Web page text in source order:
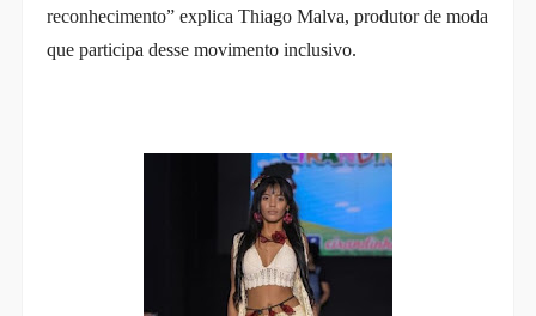
reconhecimento” explica Thiago Malva, produtor de moda
que participa desse movimento inclusivo.